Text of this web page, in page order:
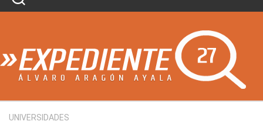
Skip
UNIVERSIDADES